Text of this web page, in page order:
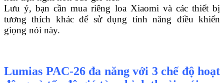
Lưu ý, bạn cần mua riêng loa Xiaomi và các thiết bị
tương thích khác để sử dụng tính năng điều khiển
giọng nói này.
Lumias PAC-26 đa năng với 3 chế độ hoạt